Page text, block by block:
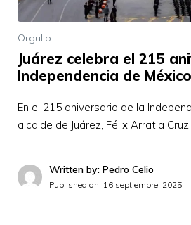
Orgullo
Juárez celebra el 215
Independencia de México
En el 215 aniversario de la
alcalde de Juárez, Félix Arratia Cruz.
Written by: Pedro Celio
Published on: 16 septiembre, 2025